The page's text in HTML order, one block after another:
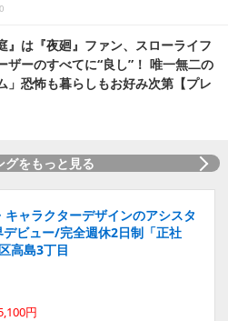
』は『夜廻』ファン、スローライフ
ザーのすべてに“良し”！ 唯一無二の
」恐怖も暮らしもお好み次第【プレ
グをもっと見る
キャラクターデザインのアシスタ
ビュー/完全週休2日制「正社
高島3丁目
円